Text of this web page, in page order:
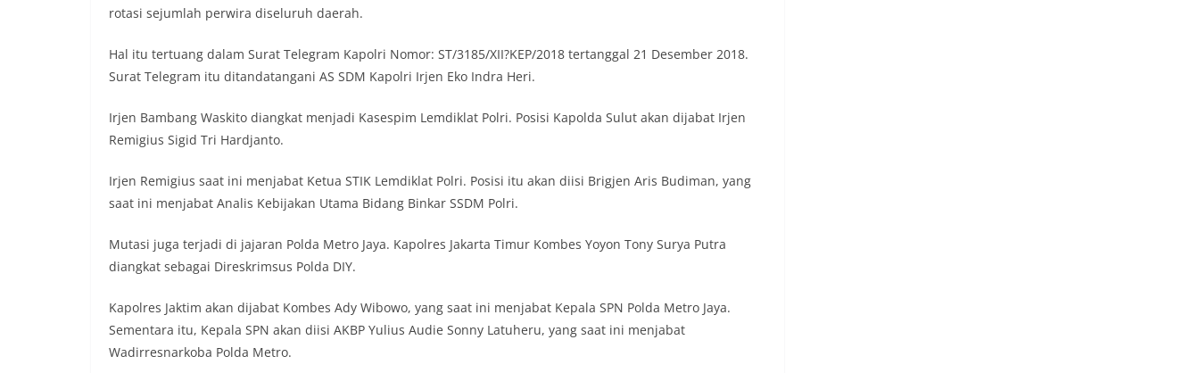
rotasi sejumlah perwira diseluruh daerah.
Hal itu tertuang dalam Surat Telegram Kapolri Nomor: ST/3185/XII?KEP/2018 tertanggal 21 Desember 2018.
Surat Telegram itu ditandatangani AS SDM Kapolri Irjen Eko Indra Heri.
Irjen Bambang Waskito diangkat menjadi Kasespim Lemdiklat Polri. Posisi Kapolda Sulut akan dijabat Irjen
Remigius Sigid Tri Hardjanto.
Irjen Remigius saat ini menjabat Ketua STIK Lemdiklat Polri. Posisi itu akan diisi Brigjen Aris Budiman, yang
saat ini menjabat Analis Kebijakan Utama Bidang Binkar SSDM Polri.
Mutasi juga terjadi di jajaran Polda Metro Jaya. Kapolres Jakarta Timur Kombes Yoyon Tony Surya Putra
diangkat sebagai Direskrimsus Polda DIY.
Kapolres Jaktim akan dijabat Kombes Ady Wibowo, yang saat ini menjabat Kepala SPN Polda Metro Jaya.
Sementara itu, Kepala SPN akan diisi AKBP Yulius Audie Sonny Latuheru, yang saat ini menjabat
Wadirresnarkoba Polda Metro.